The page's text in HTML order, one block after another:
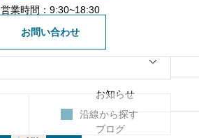
物件一覧
会社概要
社長メッセージ
スタッフ一覧
お知らせ
ブログ
営業時間：9:30~18:30
お問い合わせ
沿線から探す